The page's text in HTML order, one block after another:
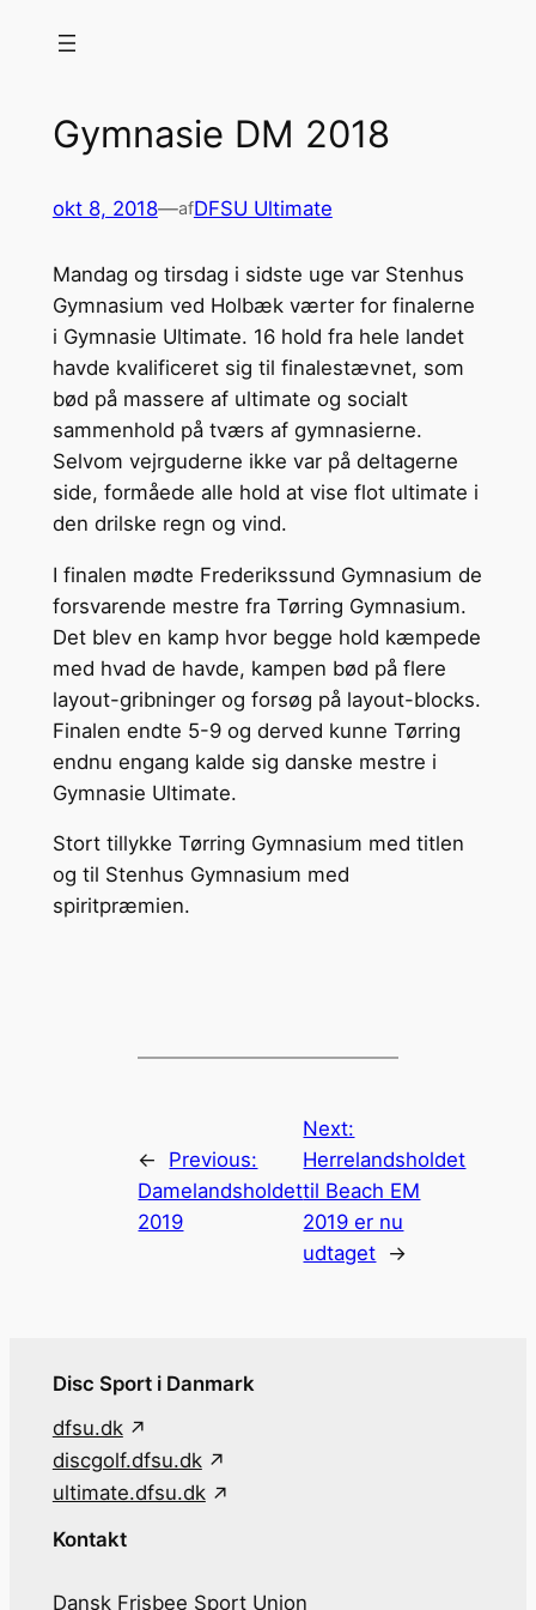
Gymnasie DM 2018
okt 8, 2018—afDFSU Ultimate
Mandag og tirsdag i sidste uge var Stenhus
Gymnasium ved Holbæk værter for finalerne
i Gymnasie Ultimate. 16 hold fra hele landet
havde kvalificeret sig til finalestævnet, som
bød på massere af ultimate og socialt
sammenhold på tværs af gymnasierne.
Selvom vejrguderne ikke var på deltagerne
side, formåede alle hold at vise flot ultimate i
den drilske regn og vind.
I finalen mødte Frederikssund Gymnasium de
forsvarende mestre fra Tørring Gymnasium.
Det blev en kamp hvor begge hold kæmpede
med hvad de havde, kampen bød på flere
layout-gribninger og forsøg på layout-blocks.
Finalen endte 5-9 og derved kunne Tørring
endnu engang kalde sig danske mestre i
Gymnasie Ultimate.
Stort tillykke Tørring Gymnasium med titlen
og til Stenhus Gymnasium med
spiritpræmien.
←
Previous:
Damelandsholdet
2019
Next:
Herrelandsholdet
til Beach EM
2019 er nu
udtaget →
Disc Sport i Danmark
dfsu.dk
discgolf.dfsu.dk
ultimate.dfsu.dk
Kontakt
Dansk Frisbee Sport Union